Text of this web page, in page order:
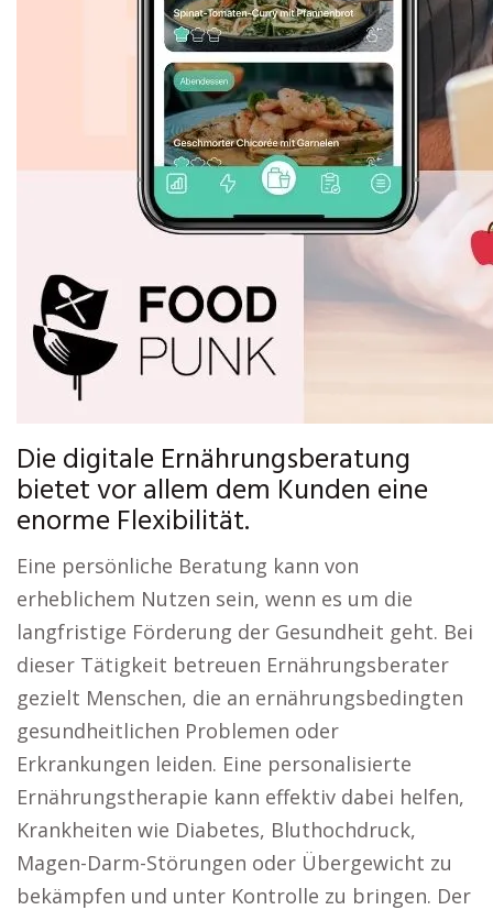
Die digitale Ernährungsberatung
bietet vor allem dem Kunden eine
enorme Flexibilität.
Eine persönliche Beratung kann von
erheblichem Nutzen sein, wenn es um die
langfristige Förderung der Gesundheit geht. Bei
dieser Tätigkeit betreuen Ernährungsberater
gezielt Menschen, die an ernährungsbedingten
gesundheitlichen Problemen oder
Erkrankungen leiden. Eine personalisierte
Ernährungstherapie kann effektiv dabei helfen,
Krankheiten wie Diabetes, Bluthochdruck,
Magen-Darm-Störungen oder Übergewicht zu
bekämpfen und unter Kontrolle zu bringen. Der